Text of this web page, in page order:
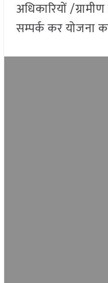
अधिकारियों /
सम्पर्क कर योजना